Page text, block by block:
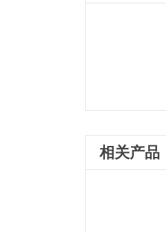
相关产品